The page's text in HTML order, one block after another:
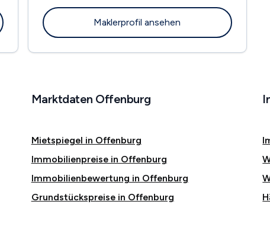
Maklerprofil ansehen
Marktdaten Offenburg
Mietspiegel in Offenburg
Immobilienpreise in Offenburg
Immobilienbewertung in Offenburg
Grundstückspreise in Offenburg